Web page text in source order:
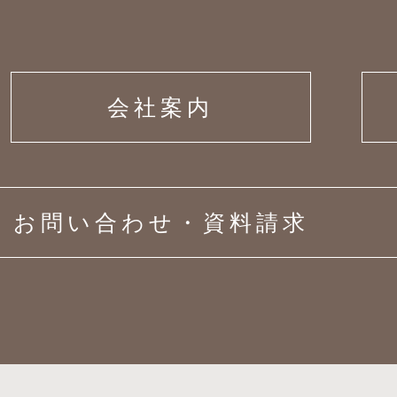
会社案内
お問い合わせ・資料請求